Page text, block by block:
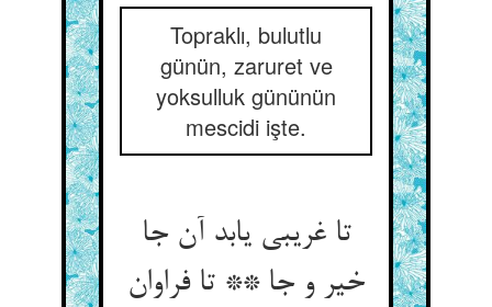
Topraklı, bulutlu
günün, zaruret ve
yoksulluk gününün
mescidi işte.
تا غریبی یابد آن جا
خیر و جا ** تا فراوان